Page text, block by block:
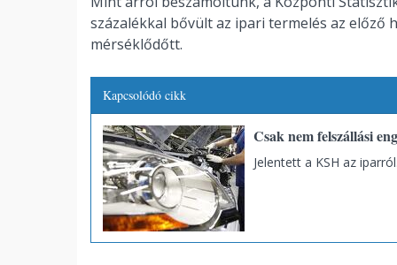
százalékkal bővült az ipari termelés az előző
mérséklődőtt.
Kapcsolódó cikk
Csak nem felszállási
Jelentett a KSH az